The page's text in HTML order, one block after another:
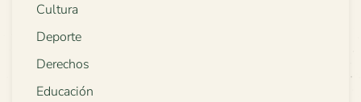
Cultura
Deporte
Derechos
Educación